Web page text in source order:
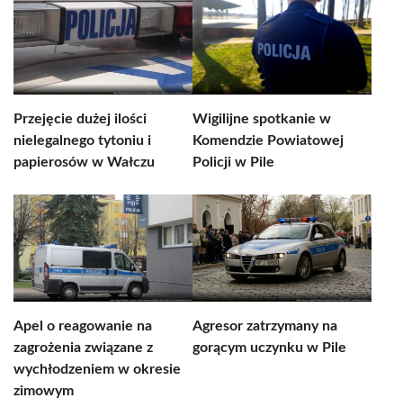
Przejęcie dużej ilości
nielegalnego tytoniu i
papierosów w Wałczu
Wigilijne spotkanie w
Komendzie Powiatowej
Policji w Pile
Apel o reagowanie na
zagrożenia związane z
wychłodzeniem w okresie
zimowym
Agresor zatrzymany na
gorącym uczynku w Pile